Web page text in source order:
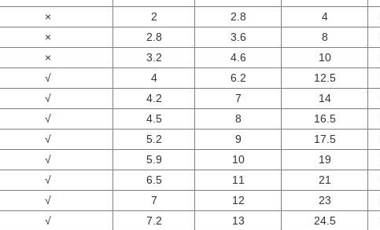
4
2.8
2
×
8
3.6
2.8
×
10
4.6
3.2
×
12.5
6.2
4
√
14
7
4.2
√
16.5
8
4.5
√
17.5
9
5.2
√
19
10
5.9
√
21
11
6.5
√
23
12
7
√
24.5
13
7.2
√